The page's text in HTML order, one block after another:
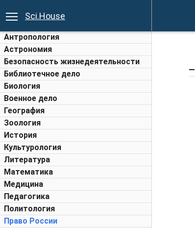
Sci.House
Антропология
Астрономия
Безопасность жизнедеятельности
Библиотечное дело
Биология
Военное дело
География
Зоология
История
Культурология
Литература
Математика
Медицина
Педагогика
Политология
Право России